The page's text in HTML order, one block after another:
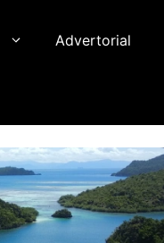
Advertorial